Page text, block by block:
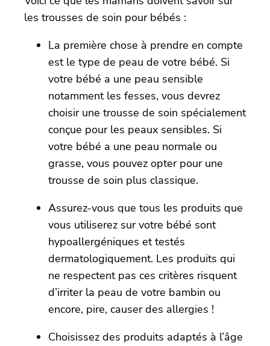
les trousses de soin pour bébés :
La première chose à prendre en compte
est le type de peau de votre bébé. Si
votre bébé a une peau sensible
notamment les fesses, vous devrez
choisir une trousse de soin spécialement
conçue pour les peaux sensibles. Si
votre bébé a une peau normale ou
grasse, vous pouvez opter pour une
trousse de soin plus classique.
Assurez-vous que tous les produits que
vous utiliserez sur votre bébé sont
hypoallergéniques et testés
dermatologiquement. Les produits qui
ne respectent pas ces critères risquent
d’irriter la peau de votre bambin ou
encore, pire, causer des allergies !
Choisissez des produits adaptés à l’âge